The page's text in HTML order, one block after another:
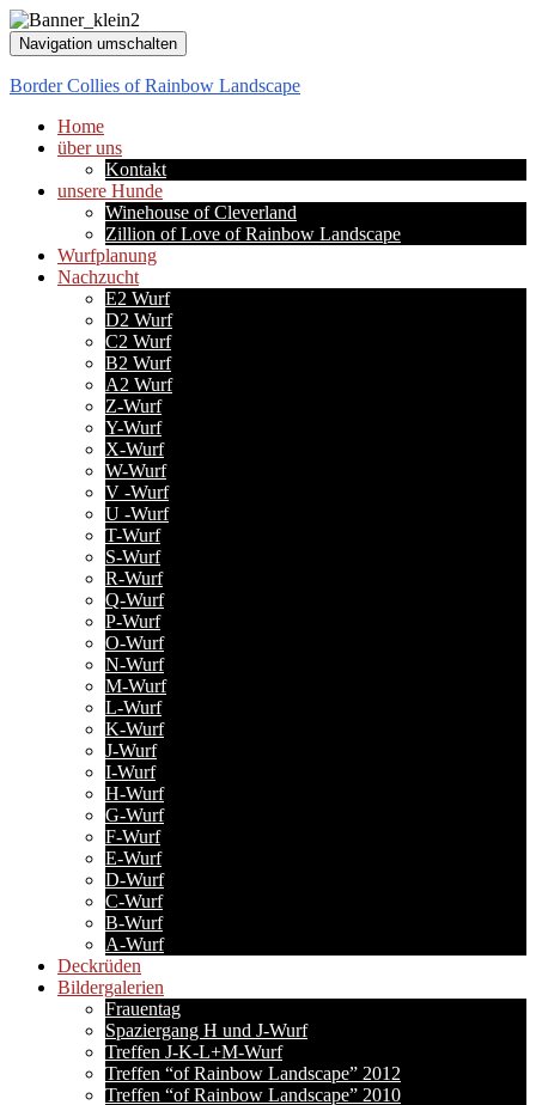
Navigation umschalten
Border Collies of Rainbow Landscape
Home
über uns
Kontakt
unsere Hunde
Winehouse of Cleverland
Zillion of Love of Rainbow Landscape
Wurfplanung
Nachzucht
E2 Wurf
D2 Wurf
C2 Wurf
B2 Wurf
A2 Wurf
Z-Wurf
Y-Wurf
X-Wurf
W-Wurf
V -Wurf
U -Wurf
T-Wurf
S-Wurf
R-Wurf
Q-Wurf
P-Wurf
O-Wurf
N-Wurf
M-Wurf
L-Wurf
K-Wurf
J-Wurf
I-Wurf
H-Wurf
G-Wurf
F-Wurf
E-Wurf
D-Wurf
C-Wurf
B-Wurf
A-Wurf
Deckrüden
Bildergalerien
Frauentag
Spaziergang H und J-Wurf
Treffen J-K-L+M-Wurf
Treffen “of Rainbow Landscape” 2012
Treffen “of Rainbow Landscape” 2010